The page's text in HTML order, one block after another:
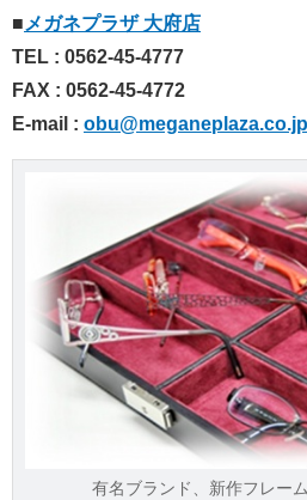
■メガネプラザ 大府店
TEL : 0562-45-4777
FAX : 0562-45-4772
E-mail : obu@meganeplaza.co.jp
有名ブランド、新作フレー